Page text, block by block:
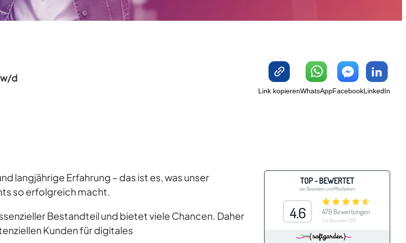
w/d
Link kopierenWhatsAppFacebookLinkedIn
langjährige Erfahrung – das ist es, was unser
so erfolgreich macht.
Bestandteil und bietet viele Chancen. Daher
Kunden für digitales